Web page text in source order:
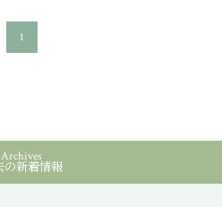
1
Archives
の新着情報